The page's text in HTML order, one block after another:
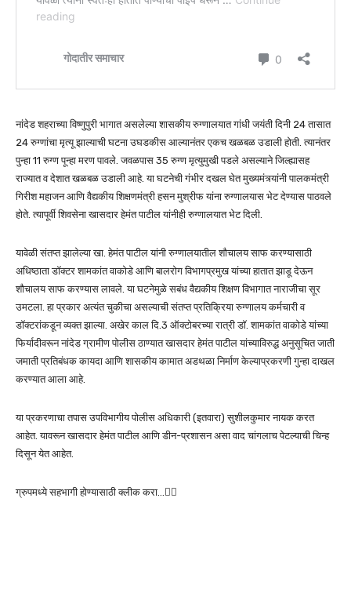
नांदेड शहराच्या विष्णुपुरी भागात असलेल्या शासकीय रुग्णालयात गांधी जयंती दिनी 24 तासात
24 रुग्णांचा मृत्यू झाल्याची घटना उघडकीस आल्यानंतर एकच खळबळ‌ उडाली होती. त्यानंतर
पुन्हा 11 रुग्ण पून्हा मरण पावले. जवळपास 35 रुग्ण मृत्युमुखी पडले असल्याने जिल्ह्यासह
राज्यात व देशात खळबळ उडाली आहे. या घटनेची गंभीर दखल घेत मुख्यमंत्र्यांनी पालकमंत्री
गिरीश महाजन आणि वैद्यकीय शिक्षणमंत्री हसन मुश्रीफ यांना रुग्णालयास भेट देण्यास पाठवले
होते. त्यापूर्वी शिवसेना खासदार हेमंत पाटील यांनीही रुग्णालयात भेट दिली.
यावेळी संतप्त झालेल्या खा. हेमंत पाटील यांनी रुग्णालयातील शौचालय साफ करण्यासाठी
अधिष्ठाता डॉक्टर शामकांत वाकोडे आणि बालरोग विभागप्रमुख यांच्या हातात झाडू देऊन
शौचालय साफ करण्यास लावले. या घटनेमुळे सबंध वैद्यकीय शिक्षण विभागात नाराजीचा सूर
उमटला. हा प्रकार अत्यंत चुकीचा असल्याची संतप्त प्रतिक्रिया रुग्णालय कर्मचारी व
डॉक्टरांकडून व्यक्त झाल्या. अखेर काल दि.3 ऑक्टोबरच्या रात्री डॉ. शामकांत वाकोडे यांच्या
फिर्यादीवरून नांदेड ग्रामीण पोलीस ठाण्यात खासदार हेमंत पाटील यांच्याविरुद्ध अनुसूचित जाती
जमाती प्रतिबंधक कायदा आणि शासकीय कामात अडथळा निर्माण केल्याप्रकरणी गुन्हा दाखल
करण्यात आला आहे.
या प्रकरणाचा तपास उपविभागीय पोलीस अधिकारी (इतवारा) सुशीलकुमार नायक करत
आहेत. यावरून खासदार हेमंत पाटील आणि डीन-प्रशासन असा वाद चांगलाच पेटल्याची चिन्ह
दिसून येत आहेत.
ग्रुपमध्ये सहभागी होण्यासाठी क्लीक करा…👆🏻